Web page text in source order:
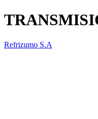
Refrizumo S.A